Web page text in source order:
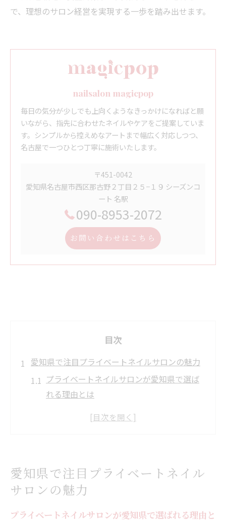
で、理想のサロン経営を実現する一歩を踏み出せます。
nailsalon magicpop
毎日の気分が少しでも上向くようなきっかけになればと願
いながら、指先に合わせたネイルやケアをご提案していま
す。シンプルから控えめなアートまで幅広く対応しつつ、
名古屋で一つひとつ丁寧に施術いたします。
〒451-0042
愛知県名古屋市西区那古野２丁目２５−１９ シーズンコ
ート 名駅
090-8953-2072
お問い合わせはこちら
目次
愛知県で注目プライベートネイルサロンの魅力
プライベートネイルサロンが愛知県で選ば
れる理由とは
個人サロンならではの落ち着いた空間作り
プライベートサロンのマンツーマン施術の
魅力を解説
ホットペッパービューティー掲載サロンの
愛知県で注目プライベートネイル
サロンの魅力
プライベートネイルサロンが愛知県で選ばれる理由と